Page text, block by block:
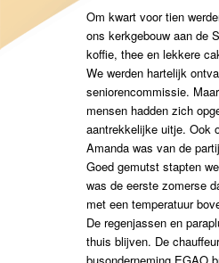
Om kwart voor tien
ons kerkgebouw aan de
koffie, thee en lekkere
We werden hartelijk
seniorencommissie.
mensen hadden zich
aantrekkelijke uitje. Ook
Amanda was van de
Goed gemutst stapten
was de eerste zomerse
met een temperatuur
De regenjassen en
thuis blijven. De